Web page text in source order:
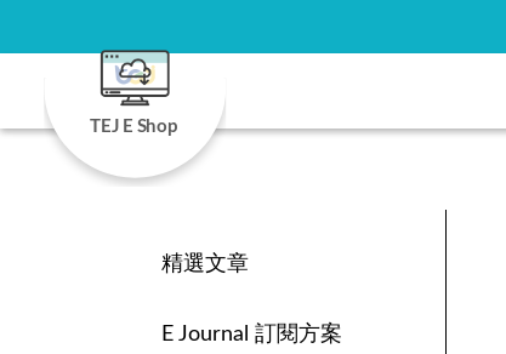
TEJ E Shop
精選文章
E Journal 訂閱方案